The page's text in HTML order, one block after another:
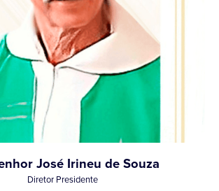
José Irineu de Souza
Diretor Presidente